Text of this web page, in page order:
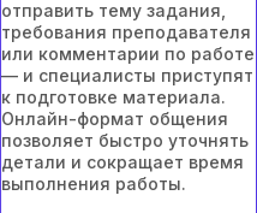
отправить тему задания,
требования преподавателя
или комментарии по работе
— и специалисты приступят
к подготовке материала.
Онлайн-формат общения
позволяет быстро уточнять
детали и сокращает время
выполнения работы.